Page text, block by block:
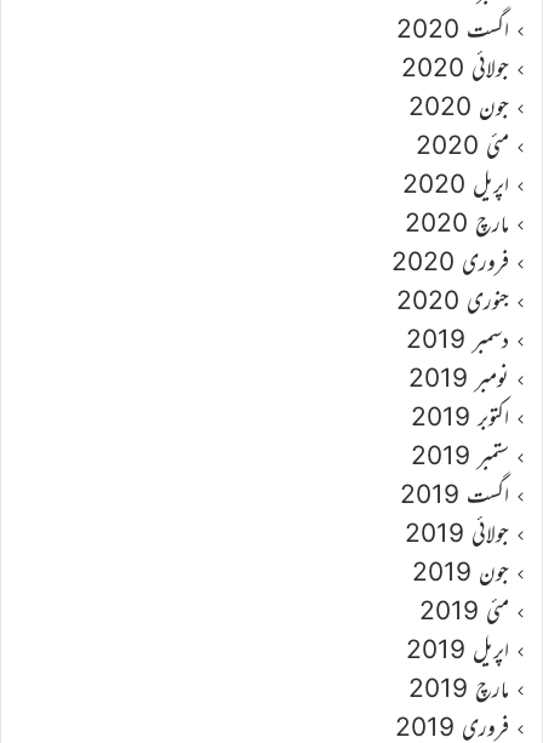
اگست 2020
جولائی 2020
جون 2020
مئی 2020
اپریل 2020
مارچ 2020
فروری 2020
جنوری 2020
دسمبر 2019
نومبر 2019
اکتوبر 2019
ستمبر 2019
اگست 2019
جولائی 2019
جون 2019
مئی 2019
اپریل 2019
مارچ 2019
فروری 2019